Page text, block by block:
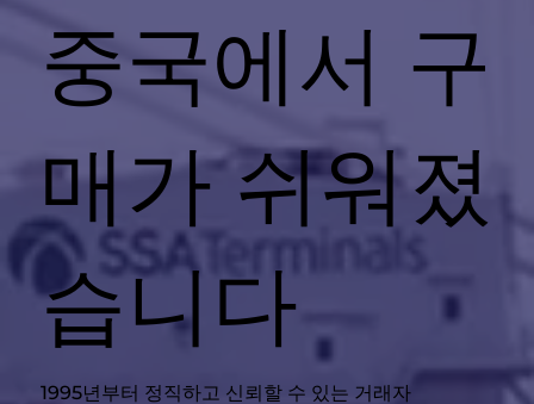
중국에서 구
매가 쉬워졌
습니다
1995년부터 정직하고 신뢰할 수 있는 거래자